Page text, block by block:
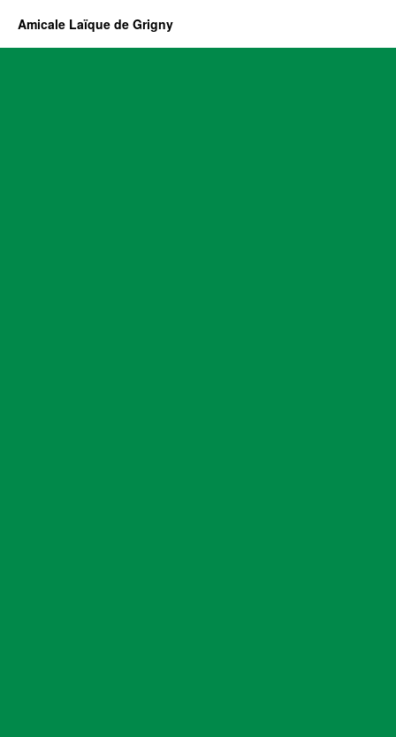
Amicale Laïque de Grigny